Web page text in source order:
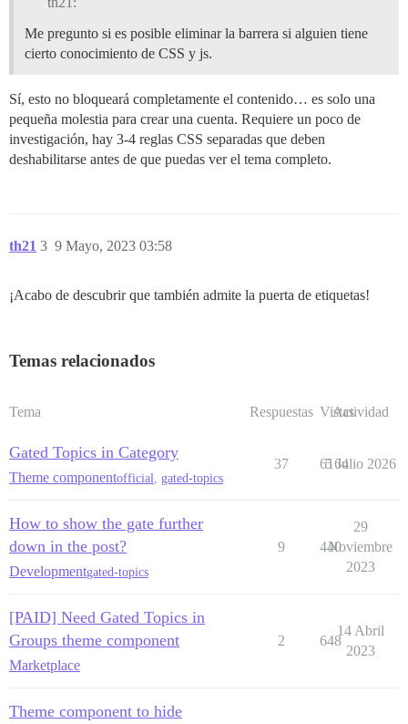
Me pregunto si es posible eliminar la barrera si alguien tiene
cierto conocimiento de CSS y js.
Sí, esto no bloqueará completamente el contenido… es solo una
pequeña molestia para crear una cuenta. Requiere un poco de
investigación, hay 3-4 reglas CSS separadas que deben
deshabilitarse antes de que puedas ver el tema completo.
th21 9 Mayo, 2023 03:58
3
¡Acabo de descubrir que también admite la puerta de etiquetas!
Temas relacionados
Tema Respuestas Vistas
Actividad
Gated Topics in Category
Theme componentofficial gated-topics
37 6164
5 Julio 2026
How to show the gate further
down in the post?
Developmentgated-topics
9 440
29
Noviembre
2023
[PAID] Need Gated Topics in
Groups theme component
Marketplace
2 648
14 Abril
2023
Theme component to hide